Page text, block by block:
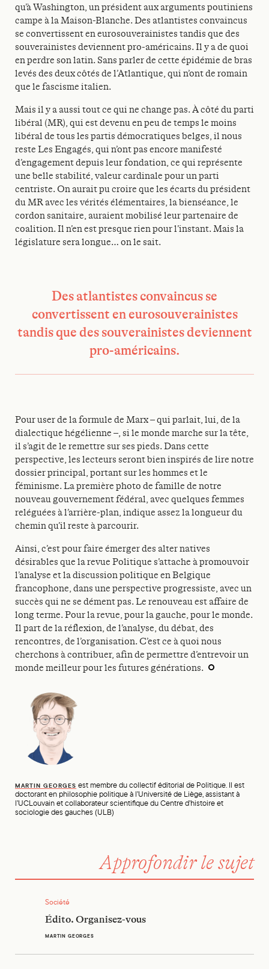
MARTIN GEORGES est membre du collectif éditorial de Politique. Il est
doctorant en philosophie politique à l’Université de Liège, assistant à
l’UCLouvain et collaborateur scientifique du Centre d’histoire et
sociologie des gauches (ULB)
qu’à Washington, un président aux arguments poutiniens
campe à la Maison-Blanche. Des atlantistes convaincus
se convertissent en eurosouverainistes tandis que des
souverainistes deviennent pro-américains. Il y a de quoi
en perdre son latin. Sans parler de cette épidémie de bras
levés des deux côtés de l’Atlantique, qui n’ont de romain
que le fascisme italien.
Mais il y a aussi tout ce qui ne change pas. À côté du parti
libéral (MR), qui est devenu en peu de temps le moins
libéral de tous les partis démocratiques belges, il nous
reste Les Engagés, qui n’ont pas encore manifesté
d’engagement depuis leur fondation, ce qui représente
une belle stabilité, valeur cardinale pour un parti
centriste. On aurait pu croire que les écarts du président
du MR avec les vérités élémentaires, la bienséance, le
cordon sanitaire, auraient mobilisé leur partenaire de
coalition. Il n’en est presque rien pour l’instant. Mais la
législature sera longue… on le sait.
Des atlantistes convaincus se
convertissent en eurosouverainistes
tandis que des souverainistes deviennent
pro-américains.
Pour user de la formule de Marx – qui parlait, lui, de la
dialectique hégélienne –, si le monde marche sur la tête,
il s’agit de le remettre sur ses pieds. Dans cette
perspective, les lecteurs seront bien inspirés de lire notre
dossier principal, portant sur les hommes et le
féminisme. La première photo de famille de notre
nouveau gouvernement fédéral, avec quelques femmes
reléguées à l’arrière-plan, indique assez la longueur du
chemin qu’il reste à parcourir.
Ainsi, c’est pour faire émerger des alter natives
désirables que la revue Politique s’attache à promouvoir
l’analyse et la discussion politique en Belgique
francophone, dans une perspective progressiste, avec un
succès qui ne se dément pas. Le renouveau est affaire de
long terme. Pour la revue, pour la gauche, pour le monde.
Il part de la réflexion, de l’analyse, du débat, des
rencontres, de l’organisation. C’est ce à quoi nous
cherchons à contribuer, afin de permettre d’entrevoir un
monde meilleur pour les futures générations.
Approfondir le sujet
Société
Édito. Organisez-vous
MARTIN GEORGES